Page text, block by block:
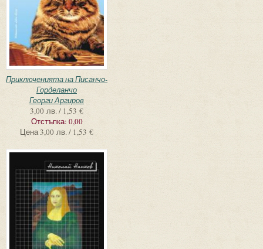
Приключенията на Писанчо-
Горделанчо
Георги Аргиров
3,00 лв. / 1,53 €
Отстъпка: 0,00
Цена3,00 лв. / 1,53 €